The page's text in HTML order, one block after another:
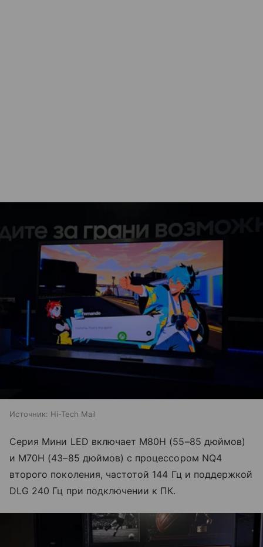
Источник: Hi-Tech Mail
Серия Мини LED включает M80H (55–85 дюймов)
и M70H (43–85 дюймов) с процессором NQ4
второго поколения, частотой 144 Гц и поддержкой
DLG 240 Гц при подключении к ПК.